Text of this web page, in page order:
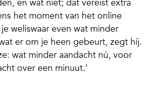
en wat niet; dat vereist extra
het moment van het online
weliswaar even wat minder
er om je heen gebeurt, zegt hij.
wat minder aandacht nú, voor
over een minuut.’